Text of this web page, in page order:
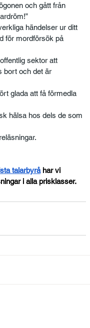
och gått från
händelser ur ditt
för mordförsök på
sektor att
bort och det är
glada att få förmedla
hälsa hos dels de som
talarbyrå har vi
i alla prisklasser.